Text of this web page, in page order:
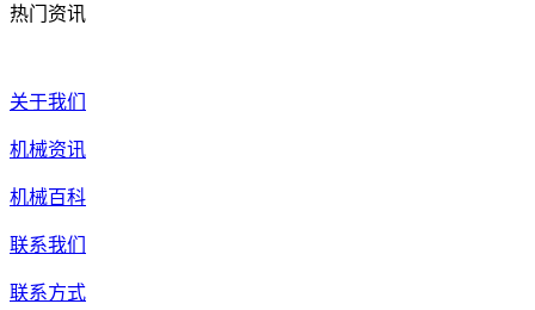
热门资讯
关于我们
机械资讯
机械百科
联系我们
联系方式